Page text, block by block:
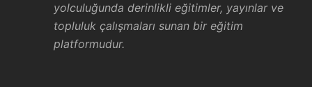
yolculuğunda derinlikli eğitimler, yayınlar ve
topluluk çalışmaları sunan bir eğitim
platformudur.